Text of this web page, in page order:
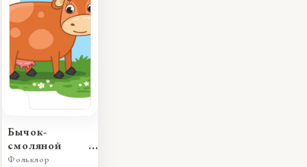
Бычок-
смоляной
бочок
Фольклор